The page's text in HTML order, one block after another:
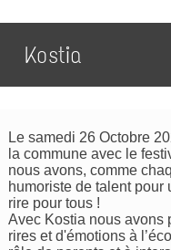
Kostia
Le samedi 26 Octobre
la commune avec le
nous avons, comme
humoriste de talent
rire pour tous !
Avec Kostia nous avons
rires et d'émotions à